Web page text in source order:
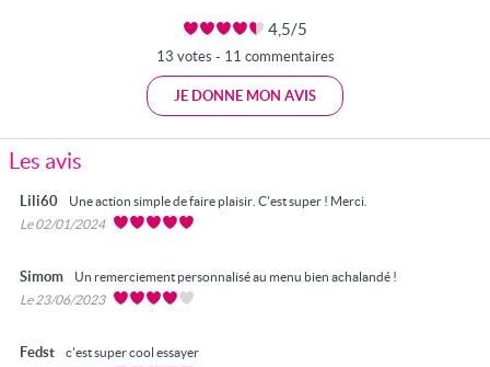
4,5/5
13 votes - 11 commentaires
JE DONNE MON AVIS
Les avis
Lili60
Une action simple de faire plaisir. C'est super ! Merci.
Le 02/01/2024
Simom
Un remerciement personnalisé au menu bien achalandé !
Le 23/06/2023
Fedst
c'est super cool essayer